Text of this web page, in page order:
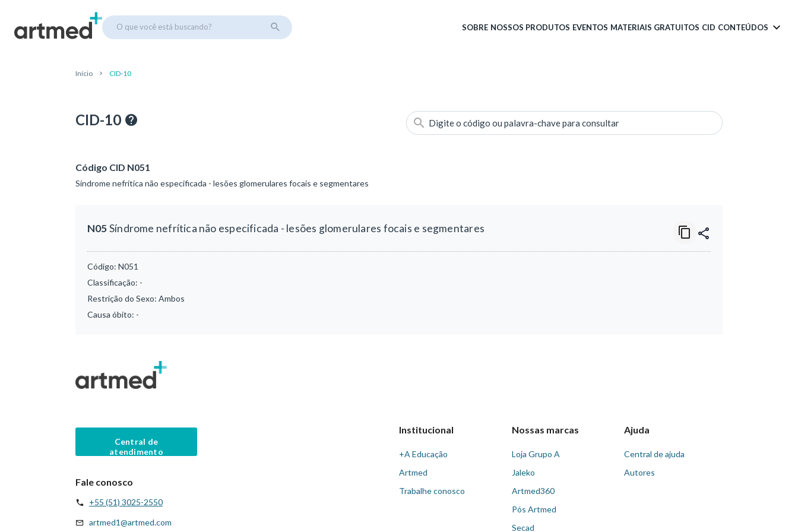
O que você está buscando? SOBRE NOSSOS PRODUTOS EVENTOS MATERIAIS GRATUITOS CID CONTEÚDOS
Início CID-10
CID-10 Digite o código ou palavra-chave para consultar
Código CID N051
Síndrome nefrítica não especificada - lesões glomerulares focais e segmentares
N05Síndrome nefrítica não especificada - lesões glomerulares focais e segmentares
Código: N051
Classificação: -
Restrição do Sexo: Ambos
Causa óbito: -
Central de
atendimento
Fale conosco
+55 (51) 3025-2550
artmed1@artmed.com
Institucional
+A Educação
Artmed
Trabalhe conosco
Nossas marcas
Loja Grupo A
Jaleko
Artmed360
Pós Artmed
Secad
Ajuda
Central de ajuda
Autores